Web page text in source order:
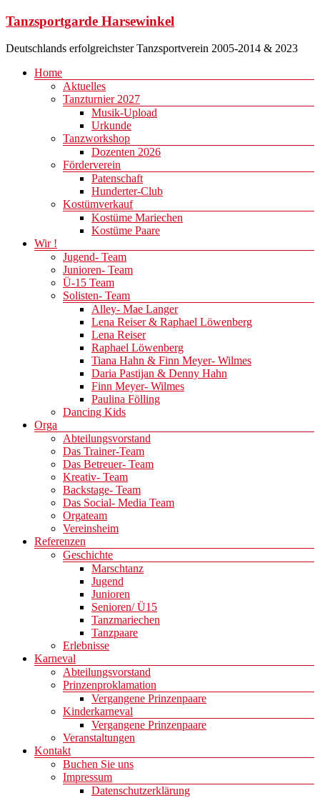
Zum
springen
Tanzsportgarde Harsewinkel
Deutschlands erfolgreichster Tanzsportverein 2005-2014 & 2023
Menü
Home
Aktuelles
Tanzturnier 2027
Musik-Upload
Urkunde
Tanzworkshop
Dozenten 2026
Förderverein
Patenschaft
Hunderter-Club
Kostümverkauf
Kostüme Mariechen
Kostüme Paare
Wir !
Jugend- Team
Junioren- Team
Ü-15 Team
Solisten- Team
Alley- Mae Langer
Lena Reiser & Raphael Löwenberg
Lena Reiser
Raphael Löwenberg
Tiana Hahn & Finn Meyer- Wilmes
Daria Pastijan & Denny Hahn
Finn Meyer- Wilmes
Paulina Fölling
Dancing Kids
Orga
Abteilungsvorstand
Das Trainer-Team
Das Betreuer- Team
Kreativ- Team
Backstage- Team
Das Social- Media Team
Orgateam
Vereinsheim
Referenzen
Geschichte
Marschtanz
Jugend
Junioren
Senioren/ Ü15
Tanzmariechen
Tanzpaare
Erlebnisse
Karneval
Abteilungsvorstand
Prinzenproklamation
Vergangene Prinzenpaare
Kinderkarneval
Vergangene Prinzenpaare
Veranstaltungen
Kontakt
Buchen Sie uns
Impressum
Datenschutzerklärung